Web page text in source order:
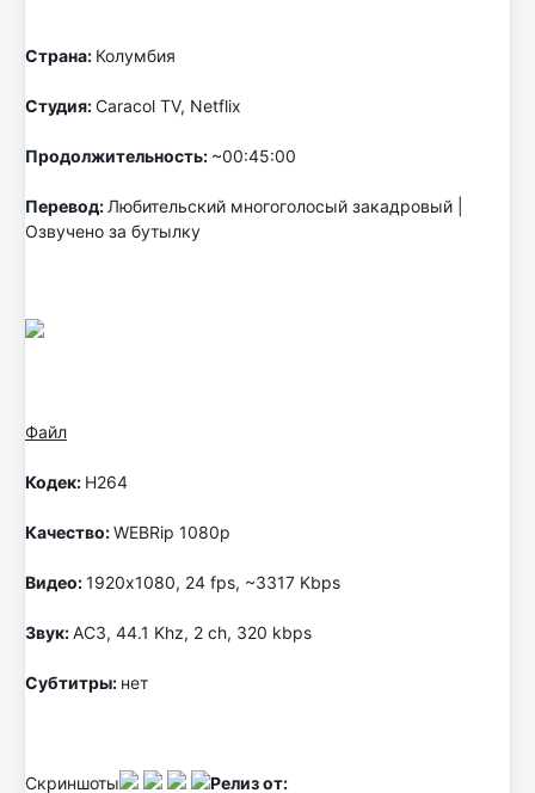
Страна: Колумбия
Студия:Caracol TV, Netflix
Продолжительность: ~00:45:00
Перевод: Любительский многоголосый закадровый |
Озвучено за бутылку
Файл
Кодек: H264
Качество:WEBRip 1080p
Видео:1920х1080, 24 fps, ~3317 Kbps
Звук:AC3, 44.1 Khz, 2 ch, 320 kbps
Субтитры: нет
Скриншоты Релиз от: